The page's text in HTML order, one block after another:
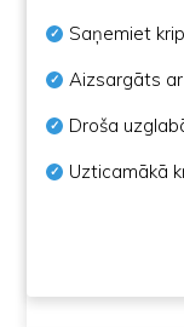
Saņemiet
Aizsargāts
Droša
Uzticamākā